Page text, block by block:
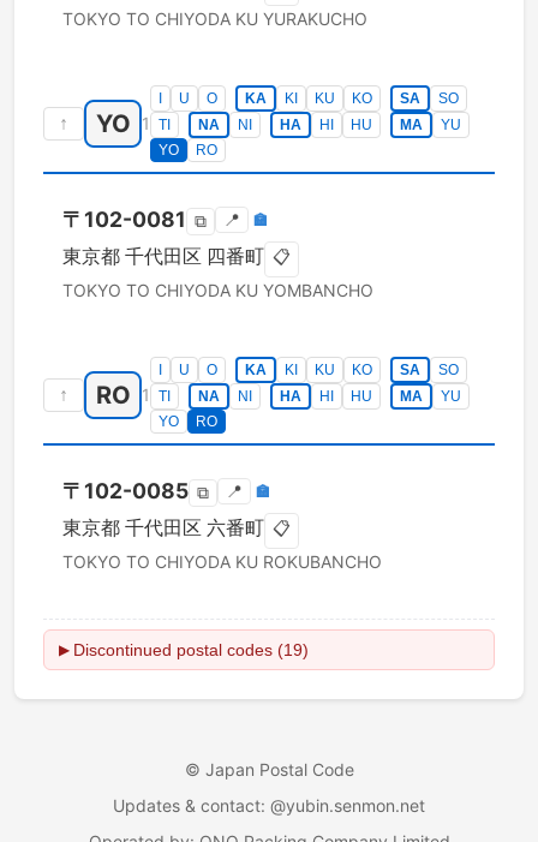
TOKYO TO CHIYODA KU YURAKUCHO
↑ YO 1
U O KA KI KU KO SA
SO
TI
NA NI HA HI HU MA
YU
YO
RO
〒 102-0081 ⧉ 📍 🏣
東京都 千代田区 四番町 📋
TOKYO TO CHIYODA KU YOMBANCHO
↑ RO 1
U O KA KI KU KO SA
SO
TI
NA NI HA HI HU MA
YU
YO
RO
〒 102-0085 ⧉ 📍 🏣
東京都 千代田区 六番町 📋
TOKYO TO CHIYODA KU ROKUBANCHO
▶ Discontinued postal codes (19)
© Japan Postal Code
Updates & contact: @yubin.senmon.net